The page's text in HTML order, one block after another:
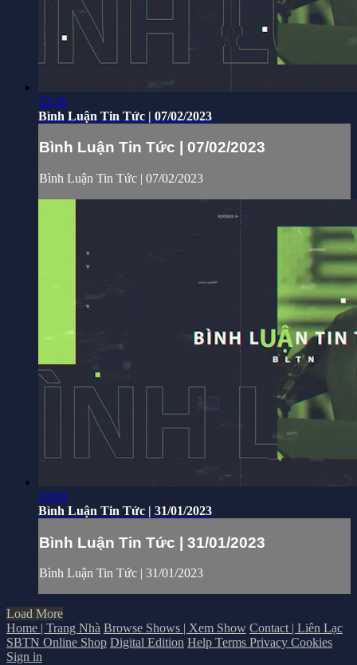
22:26
Bình Luận Tin Tức | 07/02/2023
Bình Luận Tin Tức | 07/02/2023
Bình Luận Tin Tức | 07/02/2023
24:09
Bình Luận Tin Tức | 31/01/2023
Bình Luận Tin Tức | 31/01/2023
Bình Luận Tin Tức | 31/01/2023
Load More
Home | Trang Nhà Browse Shows | Xem Show Contact | Liên Lạc
SBTN Online Shop Digital Edition Help Terms Privacy Cookies
Sign in